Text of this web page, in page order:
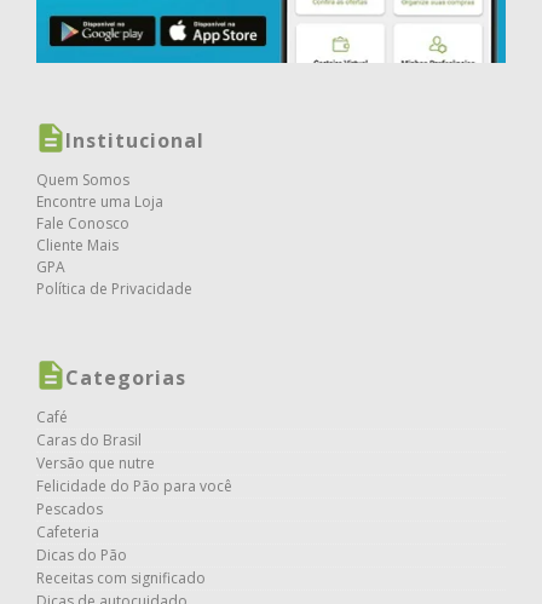
Institucional
Quem Somos
Encontre uma Loja
Fale Conosco
Cliente Mais
GPA
Política de Privacidade
Categorias
Café
Caras do Brasil
Versão que nutre
Felicidade do Pão para você
Pescados
Cafeteria
Dicas do Pão
Receitas com significado